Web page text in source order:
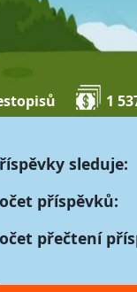
1
sleduje:
příspěvků:
přečtení